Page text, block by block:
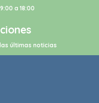
a 18:00
últimas noticias